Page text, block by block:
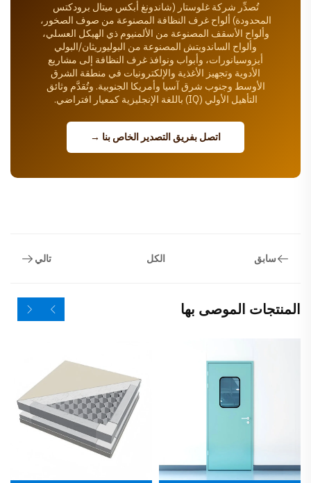
تُصدِّر شركة غلوستار (شاندونغ أبكس ميتال برودكتس
المحدودة) ألواح غرف النظافة المصنوعة من صوف الصخور،
وألواح الأسقف المصنوعة من الألمنيوم ذي الهيكل العسلي،
وألواح الساندويتش المصنوعة من البوليوريثان/البولي
أيزوسيانورات، وأبواب ونوافذ غرف النظافة إلى مشاريع
الأدوية وتجهيز الأغذية والإلكترونيات في منطقة الشرق
الأوسط وجنوب شرق آسيا وأمريكا الجنوبية. وتُقدَّم وثائق
التأهيل الأولي (IQ) باللغة الإنجليزية كمعيار افتراضي.
اتصل بفريق التصدير الخاص بنا →
سابق الكل تالي
المنتجات الموصى بها